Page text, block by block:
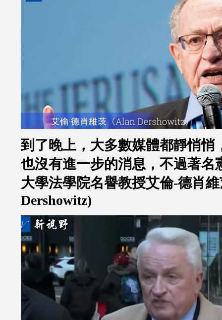
到了晚上，大多數媒體都靜悄悄
也沒有進一步的消息，不過著名
大學法學院名譽教授艾倫-德肖
Dershowitz)